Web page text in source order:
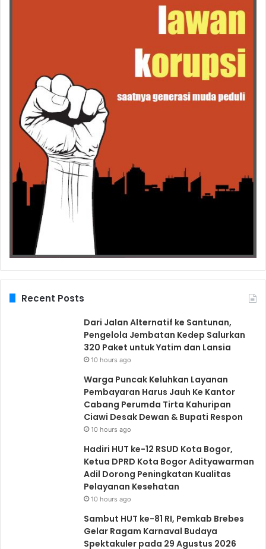
Recent Posts
Dari Jalan Alternatif ke Santunan,
Pengelola Jembatan Kedep Salurkan
320 Paket untuk Yatim dan Lansia
10 hours ago
Warga Puncak Keluhkan Layanan
Pembayaran Harus Jauh Ke Kantor
Cabang Perumda Tirta Kahuripan
Ciawi Desak Dewan & Bupati Respon
10 hours ago
Hadiri HUT ke-12 RSUD Kota Bogor,
Ketua DPRD Kota Bogor Adityawarman
Adil Dorong Peningkatan Kualitas
Pelayanan Kesehatan
10 hours ago
Sambut HUT ke-81 RI, Pemkab Brebes
Gelar Ragam Karnaval Budaya
Spektakuler pada 29 Agustus 2026